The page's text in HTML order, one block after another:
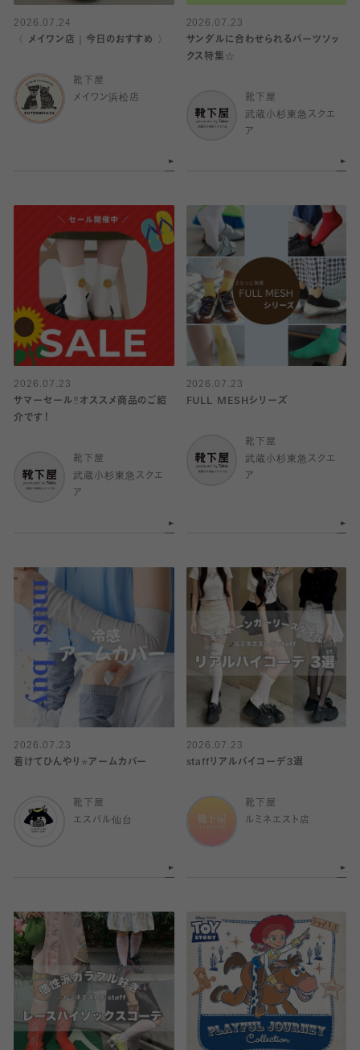
2026.07.24
〈 メイワン店｜今日のおすすめ 〉
靴下屋
メイワン浜松店
2026.07.23
サンダルに合わせられるパーツソッ
クス特集☆
靴下屋
武蔵小杉東急スクエ
ア
2026.07.23
サマーセール‼︎オススメ商品のご紹
介です！
靴下屋
武蔵小杉東急スクエ
ア
2026.07.23
FULL MESHシリーズ
靴下屋
武蔵小杉東急スクエ
ア
2026.07.23
着けてひんやり⭐️アームカバー
靴下屋
エスパル仙台
2026.07.23
staffリアルバイコーデ3選
靴下屋
ルミネエスト店